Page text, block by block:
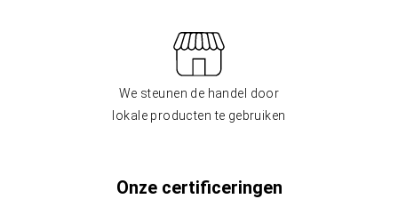
We steunen de handel door
lokale producten te gebruiken
Onze certificeringen